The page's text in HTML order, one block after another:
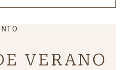
VERANO